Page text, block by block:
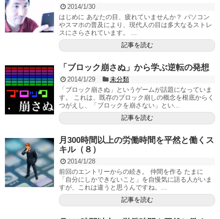
2014/1/30
はじめに あなたの目、疲れていませんか？ パソコン
やスマホの普及により、現代人の目は多大なるストレ
スにさらされています。 ...
記事を読む
「ブロック崩さぬ」から学ぶ逆転の発想
2014/1/29
未分類
「ブロック崩さぬ」というゲームが話題になっていま
す。 これは、既存のブロック崩しの概念を根底からく
つがえし、「ブロックを崩さない」とい...
記事を読む
月300時間以上の労働時間を平然と働くス
キル（８）
2014/1/28
前回のエントリーからの続き。 仲間を作る たまに
「自分にしかできないこと」を自慢気に語る人がいま
すが、これは違うと思うんですね。...
記事を読む